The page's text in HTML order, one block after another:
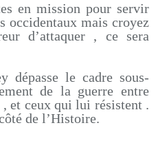
en mission pour servir
occidentaux mais croyez
d’attaquer , ce sera
dépasse le cadre sous-
de la guerre entre
et ceux qui lui résistent .
de l’Histoire.